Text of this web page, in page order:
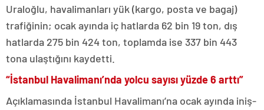
Uraloğlu, havalimanları yük (kargo, posta ve bagaj)
trafiğinin; ocak ayında iç hatlarda 62 bin 19 ton, dış
hatlarda 275 bin 424 ton, toplamda ise 337 bin 443
tona ulaştığını kaydetti.
“İstanbul Havalimanı’nda yolcu sayısı yüzde 6 arttı”
Açıklamasında İstanbul Havalimanı’na ocak ayında iniş-